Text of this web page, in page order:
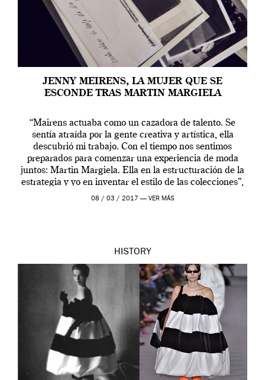
JENNY MEIRENS, LA MUJER QUE SE
ESCONDE TRAS MARTIN MARGIELA
“Mairens actuaba como un cazadora de talento. Se
sentía atraída por la gente creativa y artística, ella
descubrió mi trabajo. Con el tiempo nos sentimos
preparados para comenzar una experiencia de moda
juntos: Martin Margiela. Ella en la estructuración de la
estrategia y yo en inventar el estilo de las colecciones”,
cuenta el diseñador. […]
08 / 03 / 2017 — VER MÁS
HISTORY